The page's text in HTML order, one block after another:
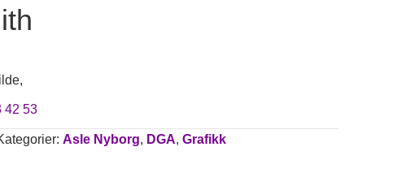
42 53
Asle Nyborg, DGA, Grafikk